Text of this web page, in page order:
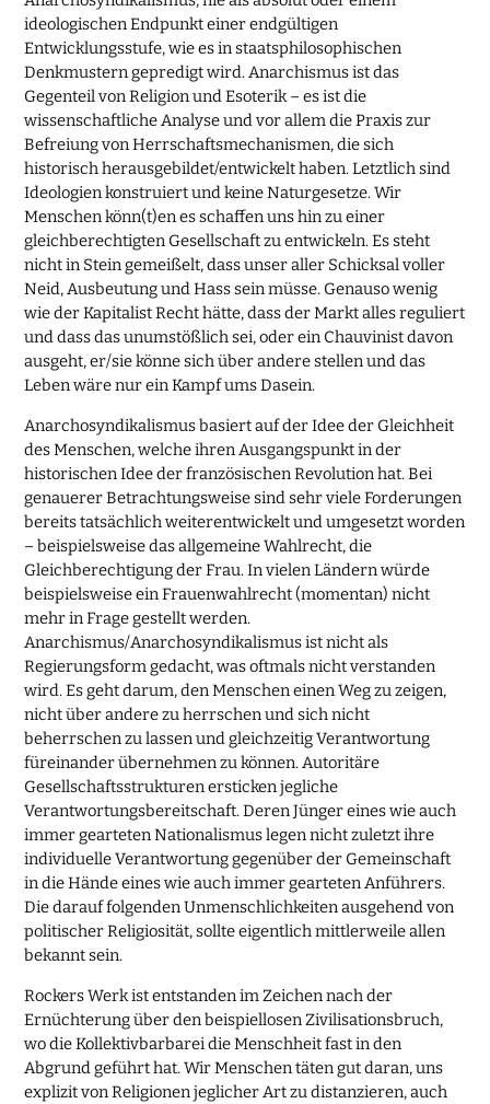
ideologischen Endpunkt einer endgültigen
Entwicklungsstufe, wie es in staatsphilosophischen
Denkmustern gepredigt wird. Anarchismus ist das
Gegenteil von Religion und Esoterik – es ist die
wissenschaftliche Analyse und vor allem die Praxis zur
Befreiung von Herrschaftsmechanismen, die sich
historisch herausgebildet/entwickelt haben. Letztlich sind
Ideologien konstruiert und keine Naturgesetze. Wir
Menschen könn(t)en es schaffen uns hin zu einer
gleichberechtigten Gesellschaft zu entwickeln. Es steht
nicht in Stein gemeißelt, dass unser aller Schicksal voller
Neid, Ausbeutung und Hass sein müsse. Genauso wenig
wie der Kapitalist Recht hätte, dass der Markt alles reguliert
und dass das unumstößlich sei, oder ein Chauvinist davon
ausgeht, er/sie könne sich über andere stellen und das
Leben wäre nur ein Kampf ums Dasein.
Anarchosyndikalismus basiert auf der Idee der Gleichheit
des Menschen, welche ihren Ausgangspunkt in der
historischen Idee der französischen Revolution hat. Bei
genauerer Betrachtungsweise sind sehr viele Forderungen
bereits tatsächlich weiterentwickelt und umgesetzt worden
– beispielsweise das allgemeine Wahlrecht, die
Gleichberechtigung der Frau. In vielen Ländern würde
beispielsweise ein Frauenwahlrecht (momentan) nicht
mehr in Frage gestellt werden.
Anarchismus/Anarchosyndikalismus ist nicht als
Regierungsform gedacht, was oftmals nicht verstanden
wird. Es geht darum, den Menschen einen Weg zu zeigen,
nicht über andere zu herrschen und sich nicht
beherrschen zu lassen und gleichzeitig Verantwortung
füreinander übernehmen zu können. Autoritäre
Gesellschaftsstrukturen ersticken jegliche
Verantwortungsbereitschaft. Deren Jünger eines wie auch
immer gearteten Nationalismus legen nicht zuletzt ihre
individuelle Verantwortung gegenüber der Gemeinschaft
in die Hände eines wie auch immer gearteten Anführers.
Die darauf folgenden Unmenschlichkeiten ausgehend von
politischer Religiosität, sollte eigentlich mittlerweile allen
bekannt sein.
Rockers Werk ist entstanden im Zeichen nach der
Ernüchterung über den beispiellosen Zivilisationsbruch,
wo die Kollektivbarbarei die Menschheit fast in den
Abgrund geführt hat. Wir Menschen täten gut daran, uns
explizit von Religionen jeglicher Art zu distanzieren, auch